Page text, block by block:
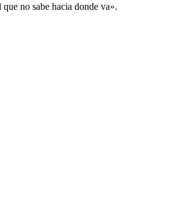
no sabe hacia donde va».